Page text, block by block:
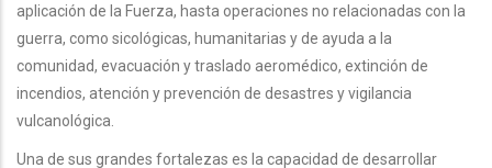
aplicación de la Fuerza, hasta operaciones no relacionadas con la
guerra, como sicológicas, humanitarias y de ayuda a la
comunidad, evacuación y traslado aeromédico, extinción de
incendios, atención y prevención de desastres y vigilancia
vulcanológica.
Una de sus grandes fortalezas es la capacidad de desarrollar